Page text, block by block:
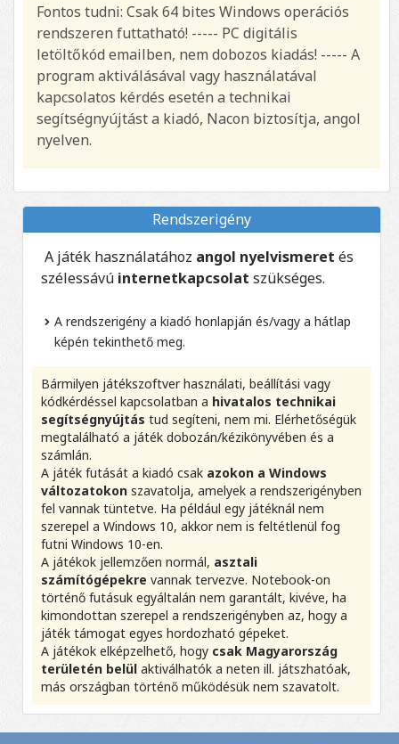
Fontos tudni: Csak 64 bites Windows operációs
rendszeren futtatható! ----- PC digitális
letöltőkód emailben, nem dobozos kiadás! ----- A
program aktiválásával vagy használatával
kapcsolatos kérdés esetén a technikai
segítségnyújtást a kiadó, Nacon biztosítja, angol
nyelven.
Rendszerigény
A játék használatához angol nyelvismeret és
szélessávú internetkapcsolat szükséges.
A rendszerigény a kiadó honlapján és/vagy a hátlap
képén tekinthető meg.
Bármilyen játékszoftver használati, beállítási vagy
kódkérdéssel kapcsolatban a hivatalos technikai
segítségnyújtás tud segíteni, nem mi. Elérhetőségük
megtalálható a játék dobozán/kézikönyvében és a
számlán.
A játék futását a kiadó csak azokon a Windows
változatokon szavatolja, amelyek a rendszerigényben
fel vannak tüntetve. Ha például egy játéknál nem
szerepel a Windows 10, akkor nem is feltétlenül fog
futni Windows 10-en.
A játékok jellemzően normál, asztali
számítógépekre vannak tervezve. Notebook-on
történő futásuk egyáltalán nem garantált, kivéve, ha
kimondottan szerepel a rendszerigényben az, hogy a
játék támogat egyes hordozható gépeket.
A játékok elképzelhető, hogy csak Magyarország
területén belül aktiválhatók a neten ill. játszhatóak,
más országban történő működésük nem szavatolt.